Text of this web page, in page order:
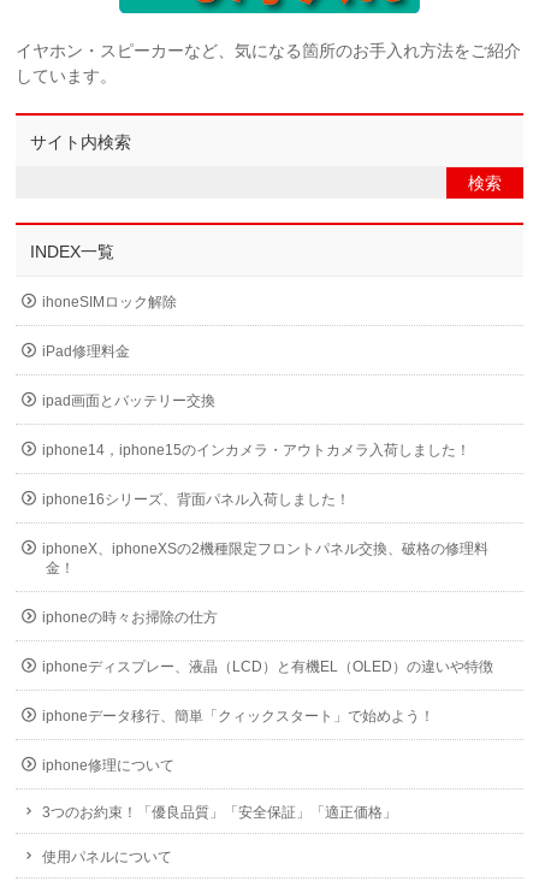
イヤホン・スピーカーなど、気になる箇所のお手入れ方法をご紹介
しています。
サイト内検索
INDEX一覧
ihoneSIMロック解除
iPad修理料金
ipad画面とバッテリー交換
iphone14，iphone15のインカメラ・アウトカメラ入荷しました！
iphone16シリーズ、背面パネル入荷しました！
iphoneX、iphoneXSの2機種限定フロントパネル交換、破格の修理料
金！
iphoneの時々お掃除の仕方
iphoneディスプレー、液晶（LCD）と有機EL（OLED）の違いや特徴
iphoneデータ移行、簡単「クィックスタート」で始めよう！
iphone修理について
3つのお約束！「優良品質」「安全保証」「適正価格」
使用パネルについて